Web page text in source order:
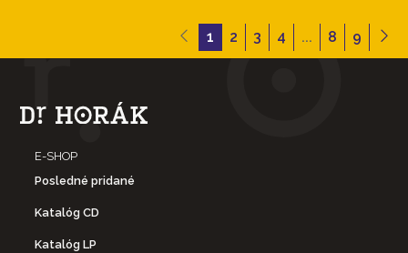
1 2 3 4 ... 8 9
E-SHOP
Posledné pridané
Katalóg CD
Katalóg LP